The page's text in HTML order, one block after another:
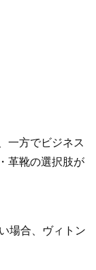
一方でビジネス
革靴の選択肢が
場合、ヴィトン